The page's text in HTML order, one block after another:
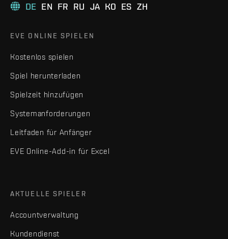
DE EN FR RU JA KO ES ZH
EVE ONLINE SPIELEN
Kostenlos spielen
Spiel herunterladen
Spielzeit hinzufügen
Systemanforderungen
Leitfaden für Anfänger
EVE Online-Add-in für Excel
AKTUELLE SPIELER
Accountverwaltung
Kundendienst